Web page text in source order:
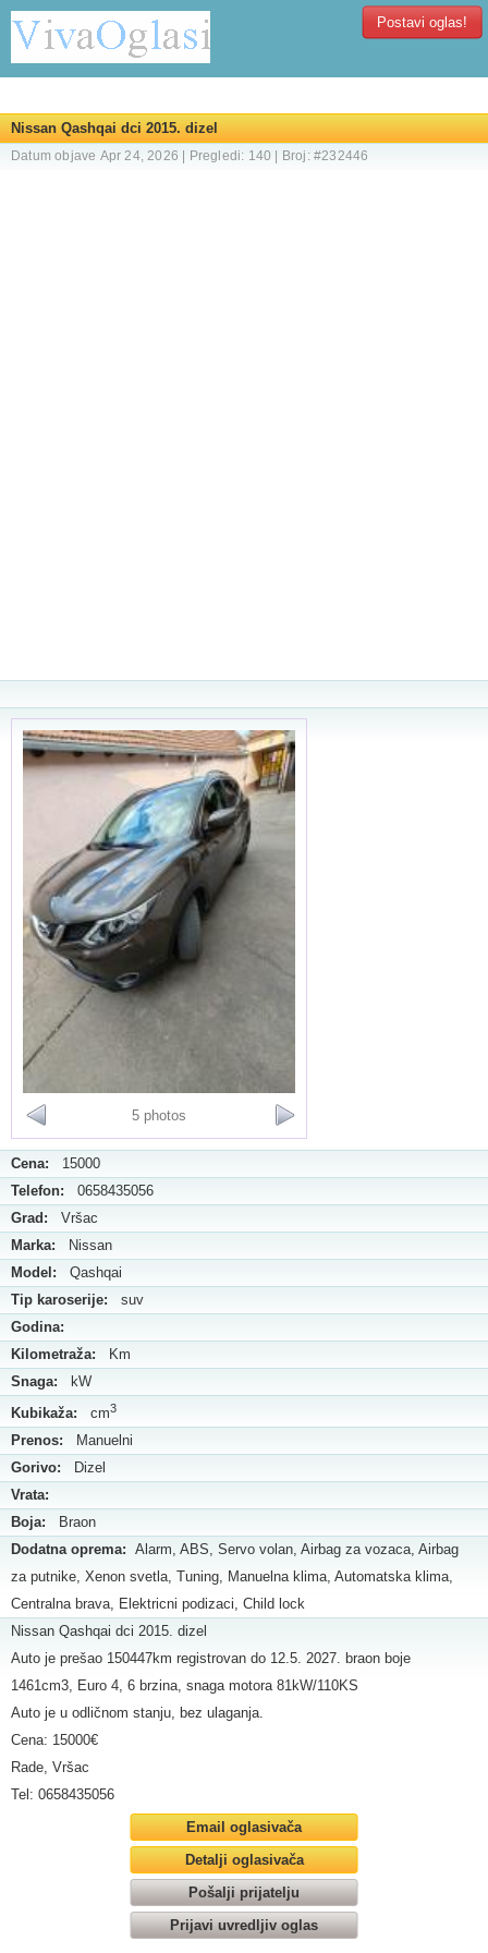
Postavi oglas!
Nissan Qashqai dci 2015. dizel
Datum objave Apr 24, 2026 | Pregledi: 140 | Broj: #232446
5 photos
Cena: 15000
Telefon: 0658435056
Grad: Vršac
Marka: Nissan
Model: Qashqai
Tip karoserije: suv
Godina:
Kilometraža: Km
Snaga: kW
Kubikaža: cm3
Prenos: Manuelni
Gorivo: Dizel
Vrata:
Boja: Braon
Dodatna oprema: Alarm, ABS, Servo volan, Airbag za vozaca, Airbag
za putnike, Xenon svetla, Tuning, Manuelna klima, Automatska klima,
Centralna brava, Elektricni podizaci, Child lock
Nissan Qashqai dci 2015. dizel
Auto je prešao 150447km registrovan do 12.5. 2027. braon boje
1461cm3, Euro 4, 6 brzina, snaga motora 81kW/110KS
Auto je u odličnom stanju, bez ulaganja.
Cena: 15000€
Rade, Vršac
Tel: 0658435056
Email oglasivača
Detalji oglasivača
Pošalji prijatelju
Prijavi uvredljiv oglas